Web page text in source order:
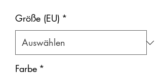
Größe (EU) *
Farbe *